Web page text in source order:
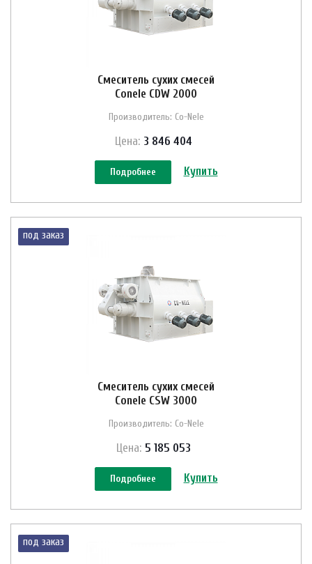
Смеситель сухих смесей
Conele CDW 2000
Производитель: Co-Nele
Цена: 3 846 404
Подробнее Купить
под заказ
Смеситель сухих смесей
Conele CSW 3000
Производитель: Co-Nele
Цена: 5 185 053
Подробнее Купить
под заказ